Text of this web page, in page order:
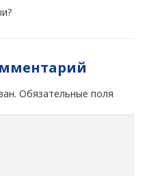
Обязательные поля